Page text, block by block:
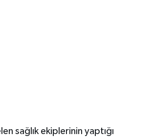
sağlık ekiplerinin yaptığı